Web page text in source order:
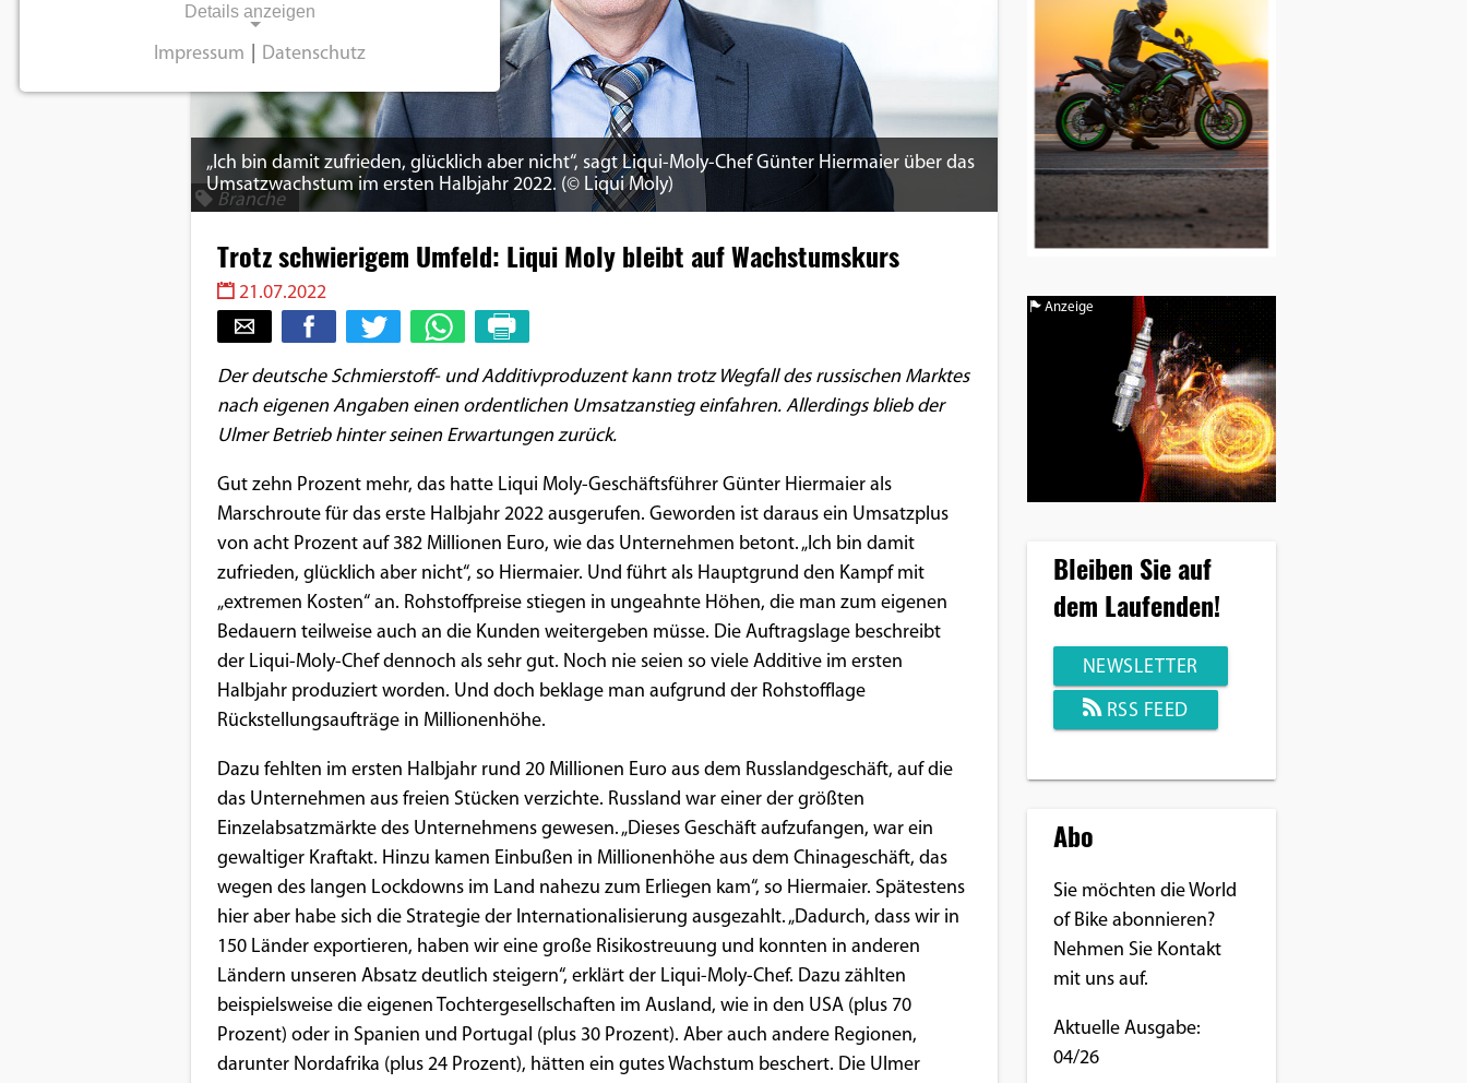
„Ich bin damit zufrieden, glücklich aber nicht“, sagt Liqui-Moly-Chef Günter Hiermaier über das
Umsatzwachstum im ersten Halbjahr 2022. (© Liqui Moly)
Branche
Trotz schwierigem Umfeld: Liqui Moly bleibt auf Wachstumskurs
21.07.2022
Der deutsche Schmierstoff- und Additivproduzent kann trotz Wegfall des russischen Marktes
nach eigenen Angaben einen ordentlichen Umsatzanstieg einfahren. Allerdings blieb der
Ulmer Betrieb hinter seinen Erwartungen zurück.
Gut zehn Prozent mehr, das hatte Liqui Moly-Geschäftsführer Günter Hiermaier als
Marschroute für das erste Halbjahr 2022 ausgerufen. Geworden ist daraus ein Umsatzplus
von acht Prozent auf 382 Millionen Euro, wie das Unternehmen betont. „Ich bin damit
zufrieden, glücklich aber nicht“, so Hiermaier. Und führt als Hauptgrund den Kampf mit
„extremen Kosten“ an. Rohstoffpreise stiegen in ungeahnte Höhen, die man zum eigenen
Bedauern teilweise auch an die Kunden weitergeben müsse. Die Auftragslage beschreibt
der Liqui-Moly-Chef dennoch als sehr gut. Noch nie seien so viele Additive im ersten
Halbjahr produziert worden. Und doch beklage man aufgrund der Rohstofflage
Rückstellungsaufträge in Millionenhöhe.
Dazu fehlten im ersten Halbjahr rund 20 Millionen Euro aus dem Russlandgeschäft, auf die
das Unternehmen aus freien Stücken verzichte. Russland war einer der größten
Einzelabsatzmärkte des Unternehmens gewesen. „Dieses Geschäft aufzufangen, war ein
gewaltiger Kraftakt. Hinzu kamen Einbußen in Millionenhöhe aus dem Chinageschäft, das
wegen des langen Lockdowns im Land nahezu zum Erliegen kam“, so Hiermaier. Spätestens
hier aber habe sich die Strategie der Internationalisierung ausgezahlt. „Dadurch, dass wir in
150 Länder exportieren, haben wir eine große Risikostreuung und konnten in anderen
Ländern unseren Absatz deutlich steigern“, erklärt der Liqui-Moly-Chef. Dazu zählten
beispielsweise die eigenen Tochtergesellschaften im Ausland, wie in den USA (plus 70
Prozent) oder in Spanien und Portugal (plus 30 Prozent). Aber auch andere Regionen,
darunter Nordafrika (plus 24 Prozent), hätten ein gutes Wachstum beschert. Die Ulmer
Anzeige
Bleiben Sie auf
dem Laufenden!
NEWSLETTER
RSS FEED
Abo
Sie möchten die World
of Bike abonnieren?
Nehmen Sie Kontakt
mit uns auf.
Aktuelle Ausgabe:
04/26
Details anzeigen
Notwendige Cookies ermöglichen
grundlegende Funktionen und sind für die
einwandfreie Funktion der Website
Einverständnis-Cookie
Dieser Cookie speichert die
EXTERNE MEDIEN
Um Inhalte von Videoplattformen und
können, werden von diesen externen
Medien Cookies gesetzt.
Impressum Datenschutz